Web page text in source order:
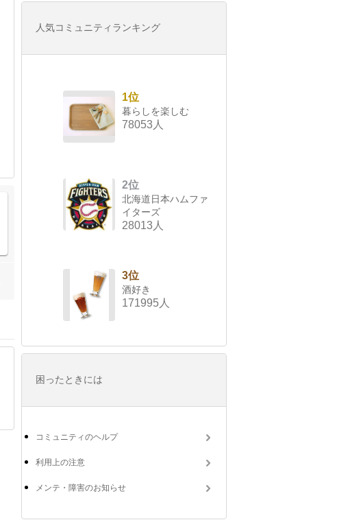
人気コミュニティランキング
1位
暮らしを楽しむ
78053人
2位
北海道日本ハムファ
イターズ
28013人
3位
酒好き
171995人
困ったときには
コミュニティのヘルプ
利用上の注意
メンテ・障害のお知らせ